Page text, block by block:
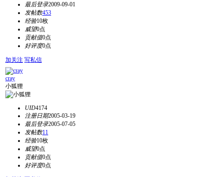
最后登录2009-09-01
发帖数453
经验10枚
威望0点
贡献值0点
好评度0点
加关注 写私信
cray
小狐狸
UID4174
注册日期2005-03-19
最后登录2005-07-05
发帖数11
经验10枚
威望0点
贡献值0点
好评度0点